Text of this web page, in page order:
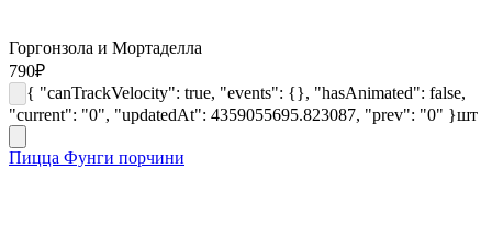
Горгонзола и Мортаделла
790₽
{ "canTrackVelocity": true, "events": {}, "hasAnimated": false,
"current": "0", "updatedAt": 4359055695.823087, "prev": "0" }шт
Пицца Фунги порчини